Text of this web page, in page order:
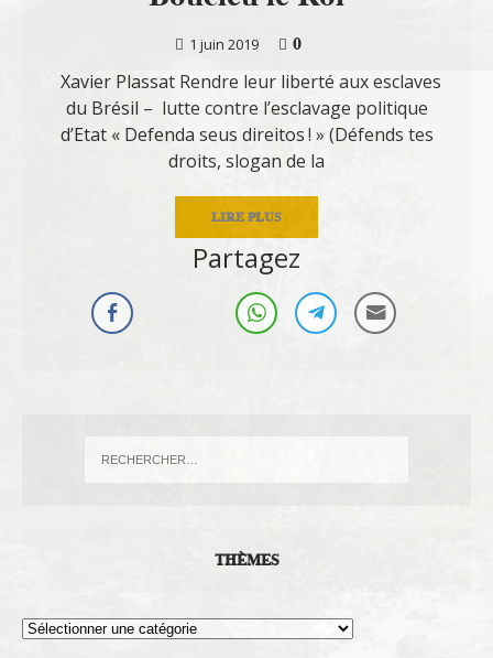
1 juin 2019
0
Xavier Plassat Rendre leur liberté aux esclaves
du Brésil – lutte contre l’esclavage politique
d’Etat « Defenda seus direitos ! » (Défends tes
droits, slogan de la
LIRE PLUS
Partagez
THÈMES
Thèmes